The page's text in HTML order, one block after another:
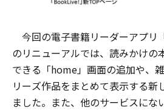
今回の電子書籍リーダーアプリ
のリニューアルでは、読みかけの
できる「home」画面の追加や、
リーズ作品をまとめて表示する新
ました。また、他のサービスにな